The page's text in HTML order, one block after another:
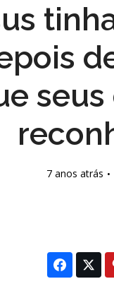
7 anos atrás